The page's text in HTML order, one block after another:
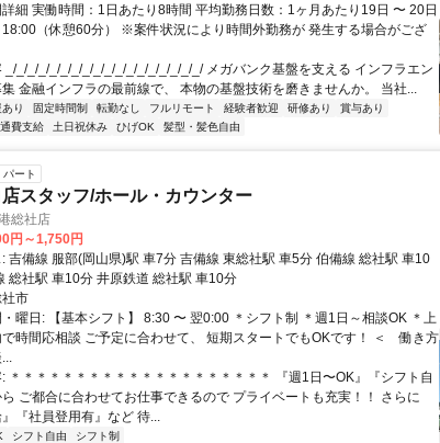
細 実働時間：1日あたり8時間 平均勤務日数：1ヶ月あたり19日 〜 20日
18:00（休憩60分） ※案件状況により時間外勤務が 発生する場合がござ
_/_/_/_/_/_/_/_/_/_/_/_/_/_/_/_/_/_/ メガバンク基盤を支える インフラエン
金融インフラの最前線で、 本物の基盤技術を磨きませんか。 当社...
り 固定時間制 転勤なし フルリモート 経験者歓迎 研修あり
賞与あり
費支給 土日祝休み ひげOK 髪型・髪色自由
パート
スタッフ/ホール・カウンター
総社店
円～1,750円
車10
分 吉備線 総社駅 車10分 井原鉄道 総社駅 車10分
社市
曜日: 【基本シフト】 8:30 〜 翌0:00 ＊シフト制 ＊週1日～相談OK ＊上
時間応相談 ご予定に合わせて、 短期スタートでもOKです！ ＜ 働き方
＊＊＊＊＊＊＊＊＊＊＊＊＊＊＊＊＊＊＊＊ 『週1日〜OK』『シフト自
ご都合に合わせてお仕事できるので プライベートも充実！！ さらに
』『社員登用有』など 待...
シフト自由 シフト制